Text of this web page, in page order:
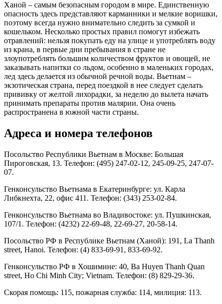
Ханой – самым безопасным городом в мире. Единственную
опасность здесь представляют карманники и мелкие воришки,
поэтому всегда нужно внимательно следить за сумкой и
кошельком. Несколько простых правил помогут избежать
отравлений: нельзя покупать еду на улице и употреблять воду
из крана, в первые дни пребывания в стране не
злоупотреблять большим количеством фруктов и овощей, не
заказывать напитки со льдом, особенно в маленьких городах,
лед здесь делается из обычной речной воды. Вьетнам –
экзотическая страна, перед поездкой в нее следует сделать
прививку от желтой лихорадки, за неделю до вылета начать
принимать препараты против малярии. Она очень
распространена в южной части страны.
Адреса и номера телефонов
Посольство Республики Вьетнам в Москве: Большая
Пироговская, 13. Телефон: (495) 247-02-12, 245-09-25, 247-07-
07.
Генконсульство Вьетнама в Екатеринбурге: ул. Карла
Либкнехта, 22, офис 411. Телефон: (343) 253-02-84.
Генконсульство Вьетнама во Владивостоке: ул. Пушкинская,
107/1. Телефон: (4232) 22-69-48, 22-69-27, 20-58-14.
Посольство РФ в Республике Вьетнам (Ханой): 191, La Thanh
street, Hanoi. Телефон: (4) 833-69-91, 833-69-92.
Генконсульство РФ в Хошимине: 40, Ba Huyen Thanh Quan
street, Ho Chi Minh City; Vietnam. Телефон: (8) 829-29-36.
Скорая помощь: 115, пожарная служба: 114, милиция: 113.